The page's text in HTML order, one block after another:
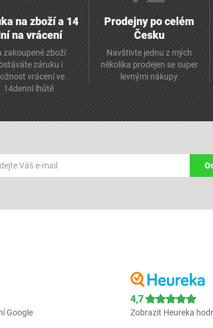
na zboží a 14
na vrácení
zakoupené zboží
záruku i
vrácení ve
14denní lhůtě
Prodejny po celém
Česku
Navštivte jednu z mých
několika prodejen se super
levnými nákupy
Google
4,7
Zobrazit Heureka